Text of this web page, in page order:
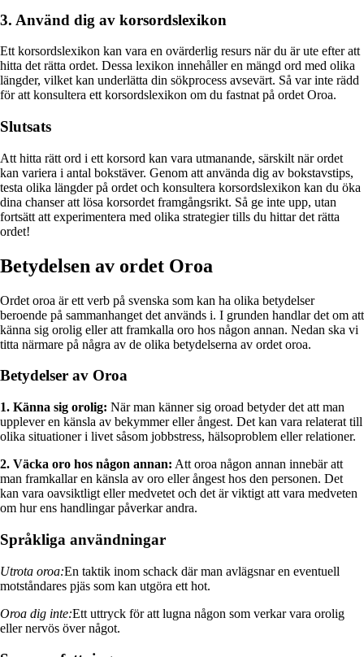
3. Använd dig av korsordslexikon
Ett korsordslexikon kan vara en ovärderlig resurs när du är ute efter att
hitta det rätta ordet. Dessa lexikon innehåller en mängd ord med olika
längder, vilket kan underlätta din sökprocess avsevärt. Så var inte rädd
för att konsultera ett korsordslexikon om du fastnat på ordet Oroa.
Slutsats
Att hitta rätt ord i ett korsord kan vara utmanande, särskilt när ordet
kan variera i antal bokstäver. Genom att använda dig av bokstavstips,
testa olika längder på ordet och konsultera korsordslexikon kan du öka
dina chanser att lösa korsordet framgångsrikt. Så ge inte upp, utan
fortsätt att experimentera med olika strategier tills du hittar det rätta
ordet!
Betydelsen av ordet Oroa
Ordet oroa är ett verb på svenska som kan ha olika betydelser
beroende på sammanhanget det används i. I grunden handlar det om att
känna sig orolig eller att framkalla oro hos någon annan. Nedan ska vi
titta närmare på några av de olika betydelserna av ordet oroa.
Betydelser av Oroa
1. Känna sig orolig: När man känner sig oroad betyder det att man
upplever en känsla av bekymmer eller ångest. Det kan vara relaterat till
olika situationer i livet såsom jobbstress, hälsoproblem eller relationer.
2. Väcka oro hos någon annan: Att oroa någon annan innebär att
man framkallar en känsla av oro eller ångest hos den personen. Det
kan vara oavsiktligt eller medvetet och det är viktigt att vara medveten
om hur ens handlingar påverkar andra.
Språkliga användningar
Utrota oroa:En taktik inom schack där man avlägsnar en eventuell
motståndares pjäs som kan utgöra ett hot.
Oroa dig inte:Ett uttryck för att lugna någon som verkar vara orolig
eller nervös över något.